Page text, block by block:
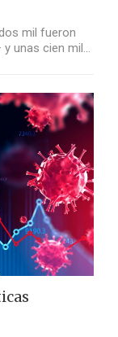
mil fueron
unas cien mil…